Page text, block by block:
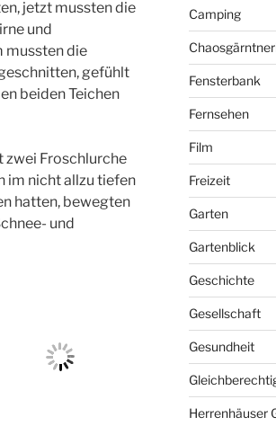
jetzt mussten die
und
mussten die
gefühlt
beiden Teichen
zwei Froschlurche
im nicht allzu tiefen
hatten, bewegten
und
Camping
Fensterbank
Fernsehen
Film
Freizeit
Garten
Gartenblick
Geschichte
Gesellschaft
Gesundheit
Herrenhäuser